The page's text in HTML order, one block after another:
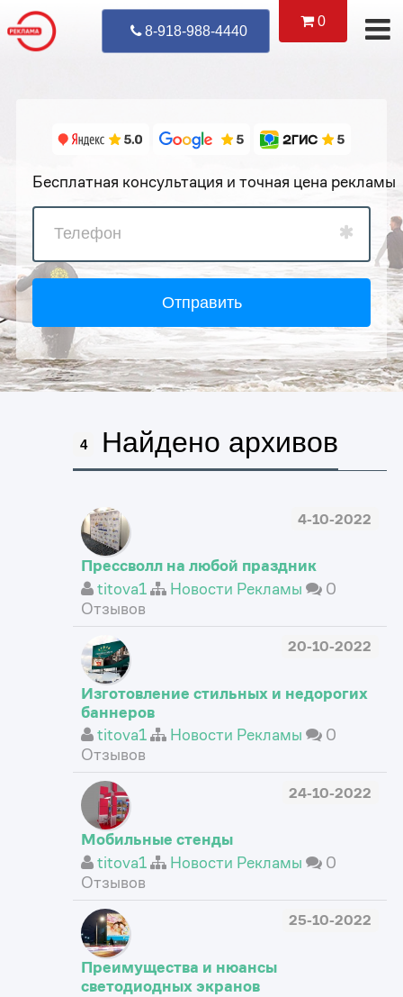
0
8-918-988-4440 Уже
Бесплатная консультация и точная цена рекламы
Отправить
4 Найдено архивов
4-10-2022
Прессволл на любой праздник
titova1
Новости Рекламы
0
Отзывов
20-10-2022
Изготовление стильных и недорогих
баннеров
titova1
Новости Рекламы
0
Отзывов
24-10-2022
Мобильные стенды
titova1
Новости Рекламы
0
Отзывов
25-10-2022
Преимущества и нюансы
светодиодных экранов